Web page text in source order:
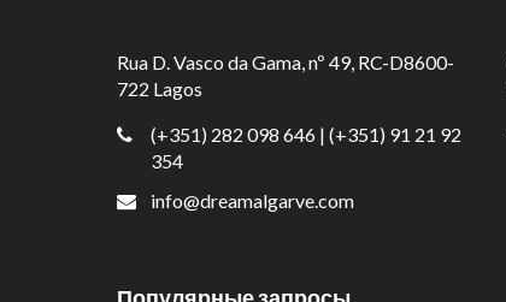
Rua D. Vasco da Gama, nº 49, RC-D8600-
722 Lagos
(+351) 282 098 646 | (+351) 91 21 92
354
info@dreamalgarve.com